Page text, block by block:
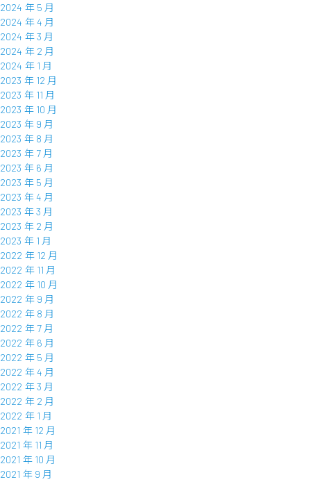
2024 年 5 月
2024 年 4 月
2024 年 3 月
2024 年 2 月
2024 年 1 月
2023 年 12 月
2023 年 11 月
2023 年 10 月
2023 年 9 月
2023 年 8 月
2023 年 7 月
2023 年 6 月
2023 年 5 月
2023 年 4 月
2023 年 3 月
2023 年 2 月
2023 年 1 月
2022 年 12 月
2022 年 11 月
2022 年 10 月
2022 年 9 月
2022 年 8 月
2022 年 7 月
2022 年 6 月
2022 年 5 月
2022 年 4 月
2022 年 3 月
2022 年 2 月
2022 年 1 月
2021 年 12 月
2021 年 11 月
2021 年 10 月
2021 年 9 月